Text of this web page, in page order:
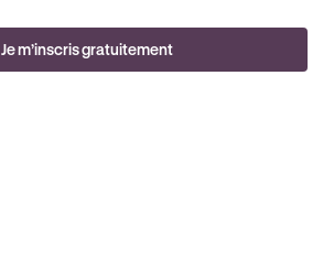
Je m’inscris gratuitement